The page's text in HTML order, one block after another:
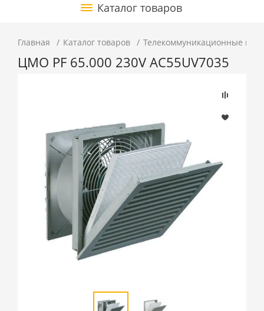
Каталог товаров
Главная Каталог товаров Телекоммуникационные
ЦМО PF 65.000 230V AC55UV7035